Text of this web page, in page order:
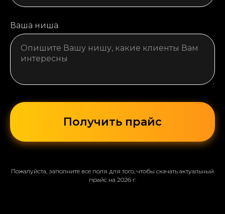
Ваша ниша
Получить прайс
Пожалуйста, заполните все поля для того, чтобы скачать актуальный
прайс на 2026 г.